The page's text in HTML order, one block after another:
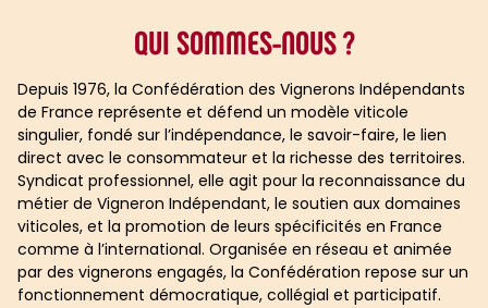
QUI SOMMES-NOUS ?
Depuis 1976, la Confédération des Vignerons Indépendants
de France représente et défend un modèle viticole
singulier, fondé sur l’indépendance, le savoir-faire, le lien
direct avec le consommateur et la richesse des territoires.
Syndicat professionnel, elle agit pour la reconnaissance du
métier de Vigneron Indépendant, le soutien aux domaines
viticoles, et la promotion de leurs spécificités en France
comme à l’international. Organisée en réseau et animée
par des vignerons engagés, la Confédération repose sur un
fonctionnement démocratique, collégial et participatif.